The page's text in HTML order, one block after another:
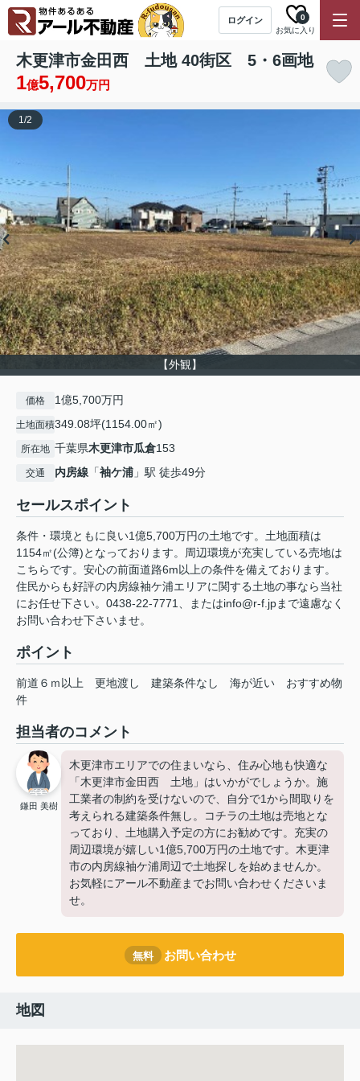
ログイン
お気に入り
0
木更津市金田西 土地 40街区 5・6画地
1億5,700万円
【外観】
1/2
価格 1億5,700万円
土地面積349.08坪(1154.00㎡)
所在地 千葉県木更津市瓜倉153
交通 内房線 「袖ケ浦 」駅 徒歩49分
セールスポイント
条件・環境ともに良い1億5,700万円の土地です。土地面積は
1154㎡(公簿)となっております。周辺環境が充実している売地は
こちらです。安心の前面道路6m以上の条件を備えております。
住民からも好評の内房線袖ケ浦エリアに関する土地の事なら当社
にお任せ下さい。0438-22-7771、またはinfo@r-f.jpまで遠慮なく
お問い合わせ下さいませ。
ポイント
前道６ｍ以上 更地渡し 建築条件なし 海が近い
おすすめ物
件
担当者のコメント
鎌田 美樹
木更津市エリアでの住まいなら、住み心地も快適な
「木更津市金田西 土地」はいかがでしょうか。施
工業者の制約を受けないので、自分で1から間取りを
考えられる建築条件無し。コチラの土地は売地とな
っており、土地購入予定の方にお勧めです。充実の
周辺環境が嬉しい1億5,700万円の土地です。木更津
市の内房線袖ケ浦周辺で土地探しを始めませんか。
お気軽にアール不動産までお問い合わせくださいま
せ。
無料 お問い合わせ
地図